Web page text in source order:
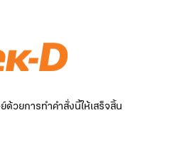
วยการทำคำสั่งนี้ให้เสร็จสิ้น